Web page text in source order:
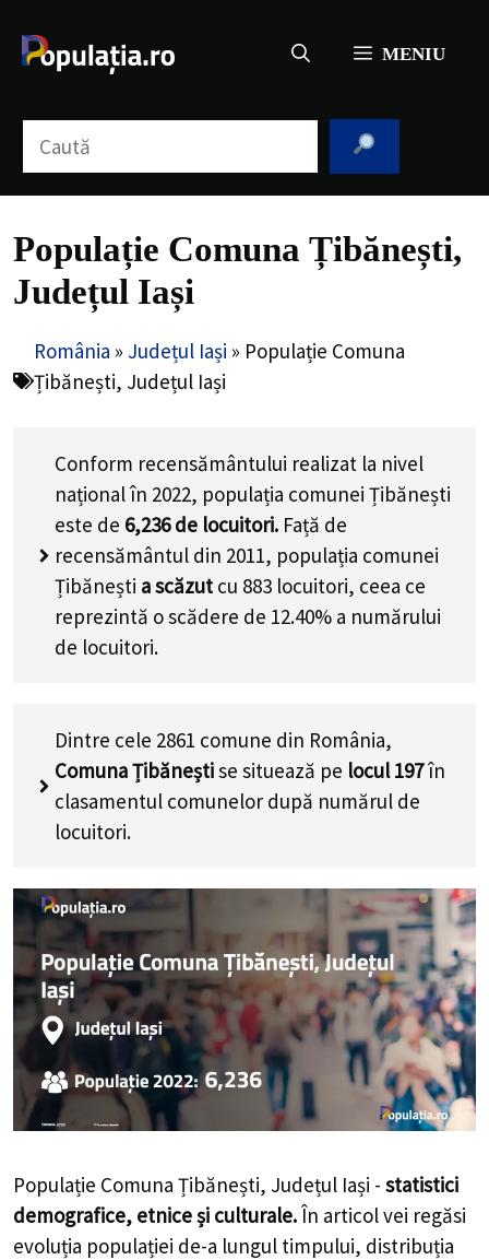
conținut
MENIU
Populație Comuna Țibănești,
Județul Iași
România » Județul Iași » Populație Comuna
Țibănești, Județul Iași
Conform recensământului realizat la nivel
național în 2022, populația comunei Țibănești
este de 6,236de locuitori. Față de
recensământul din 2011, populația comunei
Țibănești a scăzut cu 883 locuitori, ceea ce
reprezintă o scădere de 12.40% a numărului
de locuitori.
Dintre cele 2861 comune din România,
Comuna Țibăneștise situează pe locul 197în
clasamentul comunelor după numărul de
locuitori.
Populație Comuna Țibănești, Județul Iași - statistici
demografice, etnice și culturale.În articol vei regăsi
evoluția populației de-a lungul timpului, distribuția